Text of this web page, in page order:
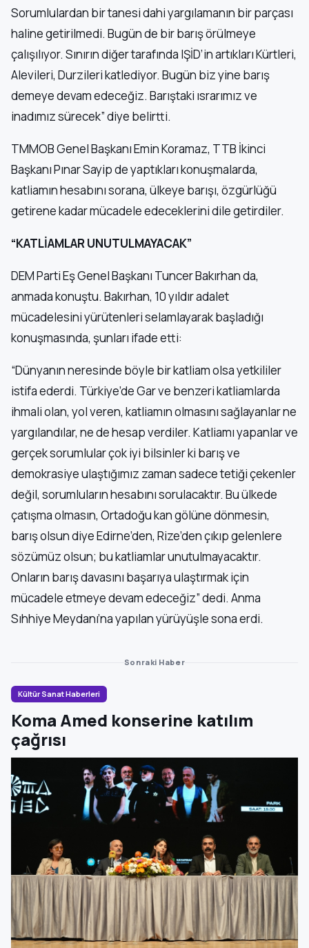
Sorumlulardan bir tanesi dahi yargılamanın bir parçası
haline getirilmedi. Bugün de bir barış örülmeye
çalışılıyor. Sınırın diğer tarafında IŞİD’in artıkları Kürtleri,
Alevileri, Durzileri katlediyor. Bugün biz yine barış
demeye devam edeceğiz. Barıştaki ısrarımız ve
inadımız sürecek” diye belirtti.
TMMOB Genel Başkanı Emin Koramaz, TTB İkinci
Başkanı Pınar Sayip de yaptıkları konuşmalarda,
katliamın hesabını sorana, ülkeye barışı, özgürlüğü
getirene kadar mücadele edeceklerini dile getirdiler.
“KATLİAMLAR UNUTULMAYACAK”
DEM Parti Eş Genel Başkanı Tuncer Bakırhan da,
anmada konuştu. Bakırhan, 10 yıldır adalet
mücadelesini yürütenleri selamlayarak başladığı
konuşmasında, şunları ifade etti:
“Dünyanın neresinde böyle bir katliam olsa yetkililer
istifa ederdi. Türkiye’de Gar ve benzeri katliamlarda
ihmali olan, yol veren, katliamın olmasını sağlayanlar ne
yargılandılar, ne de hesap verdiler. Katliamı yapanlar ve
gerçek sorumlular çok iyi bilsinler ki barış ve
demokrasiye ulaştığımız zaman sadece tetiği çekenler
değil, sorumluların hesabını sorulacaktır. Bu ülkede
çatışma olmasın, Ortadoğu kan gölüne dönmesin,
barış olsun diye Edirne’den, Rize’den çıkıp gelenlere
sözümüz olsun; bu katliamlar unutulmayacaktır.
Onların barış davasını başarıya ulaştırmak için
mücadele etmeye devam edeceğiz” dedi. Anma
Sıhhiye Meydanı’na yapılan yürüyüşle sona erdi.
Sonraki Haber
Kültür Sanat Haberleri
Koma Amed konserine katılım
çağrısı